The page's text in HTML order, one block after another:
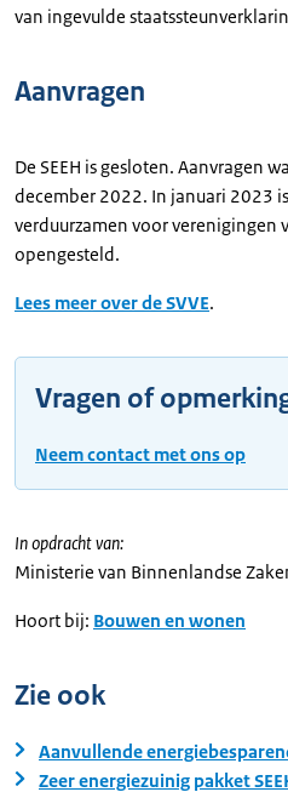
van ingevulde
Aanvragen
De SEEH is gesloten. Aanvragen
december 2022. In januari 2023
verduurzamen voor verenigingen
opengesteld.
Lees meer over de SVVE.
Vragen of
Neem contact met ons op
In opdracht van:
Ministerie van Binnenlandse
Hoort bij: Bouwen en wonen
Zie ook
Aanvullende
Zeer energiezuinig pakket